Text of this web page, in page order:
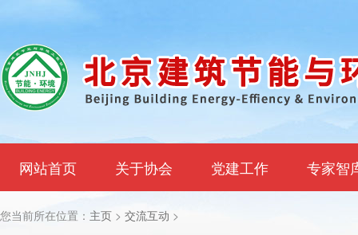
网站首页 关于协会 党建工作 专家智
您当前所在位置： 主页 > 交流互动 >